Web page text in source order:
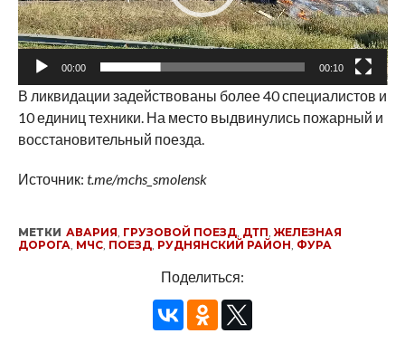
00:00 00:10
В ликвидации задействованы более 40 специалистов и
10 единиц техники. На место выдвинулись пожарный и
восстановительный поезда.
Источник: t.me/mchs_smolensk
МЕТКИ АВАРИЯ, ГРУЗОВОЙ ПОЕЗД, ДТП, ЖЕЛЕЗНАЯ
ДОРОГА, МЧС, ПОЕЗД, РУДНЯНСКИЙ РАЙОН, ФУРА
Поделиться: